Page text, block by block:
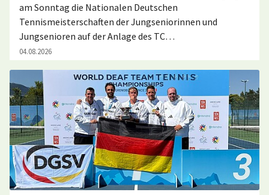
am Sonntag die Nationalen Deutschen
Tennismeisterschaften der Jungseniorinnen und
Jungsenioren auf der Anlage des TC…
04.08.2026